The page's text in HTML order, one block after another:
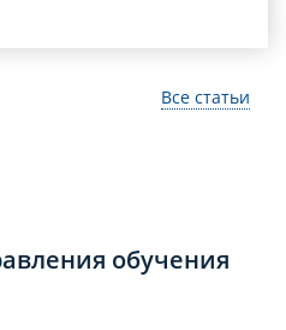
Все статьи
обучения